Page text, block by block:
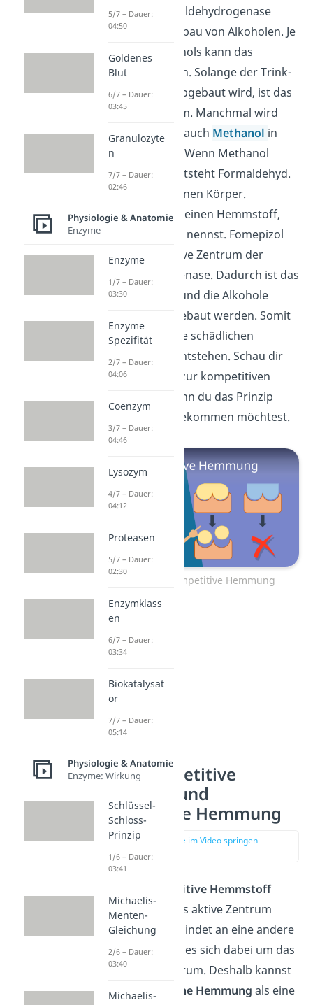
Das Enzym Alkoholdehydrogenase
katalysiert den Abbau von Alkoholen. Je
nach Art des Alkohols kann das
problematisch sein. Solange der Trink-
AlkoholEthanol
abgebaut wird, ist das
auch nicht schlimm. Manchmal wird
aber zum Beispiel auch Methanol in
Alkohol gemischt. Wenn Methanol
abgebaut wird, entsteht Formaldehyd.
Es ist giftig für deinen Körper.
Deswegen gibt es einen Hemmstoff,
den du
nennst. Fomepizol
bindet an das aktive Zentrum der
Alkoholdehydrogenase. Dadurch ist das
Enzym gehemmt und die Alkohole
können nicht abgebaut werden. Somit
können auch keine schädlichen
Abbauprodukte entstehen. Schau dir
jetzt unser
zur kompetitiven
Hemmung an, wenn du das Prinzip
genauer erklärt bekommen möchtest.
Zum Video: Kompetitive Hemmung
Nicht-kompetitive
Hemmung und
allosterische Hemmung
zur Stelle im Video springen
nicht kompetitive Hemmstoff
bindet nicht an das aktive Zentrum
eines Enzyms. Er bindet an eine andere
Stelle. Oft handelt es sich dabei um das
allosterische Zentrum. Deshalb kannst
du dieallosterische Hemmung als eine
5/7 – Dauer:
04:50
Goldenes
Blut
6/7 – Dauer:
03:45
Granulozyte
n
7/7 – Dauer:
02:46
Physiologie & Anatomie
Enzyme
Enzyme
1/7 – Dauer:
03:30
Enzyme
Spezifität
2/7 – Dauer:
04:06
Coenzym
3/7 – Dauer:
04:46
Lysozym
4/7 – Dauer:
04:12
Proteasen
5/7 – Dauer:
02:30
Enzymklass
en
6/7 – Dauer:
03:34
Biokatalysat
or
7/7 – Dauer:
05:14
Physiologie & Anatomie
Enzyme: Wirkung
Schlüssel-
Schloss-
Prinzip
1/6 – Dauer:
03:41
Michaelis-
Menten-
Gleichung
2/6 – Dauer:
03:40
Michaelis-